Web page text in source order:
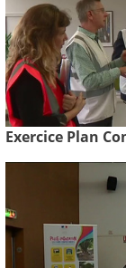
Exercice Plan